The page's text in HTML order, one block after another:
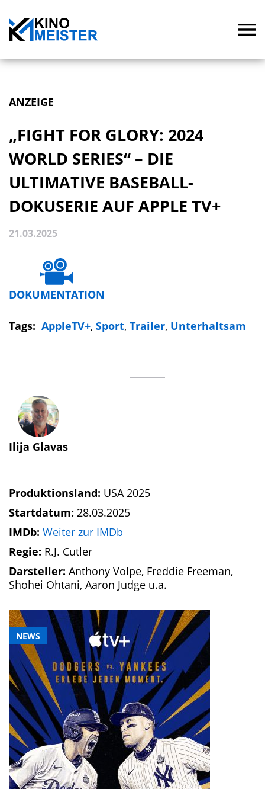
ANZEIGE
NEWS
„FIGHT FOR GLORY: 2024
WORLD SERIES“ – DIE
ULTIMATIVE BASEBALL-
DOKUSERIE AUF APPLE TV+
21.03.2025
DOKUMENTATION
Tags: AppleTV+, Sport, Trailer, Unterhaltsam
Ilija Glavas
Produktionsland: USA 2025
Startdatum: 28.03.2025
IMDb: Weiter zur IMDb
Regie: R.J. Cutler
Darsteller: Anthony Volpe, Freddie Freeman,
Shohei Ohtani, Aaron Judge u.a.